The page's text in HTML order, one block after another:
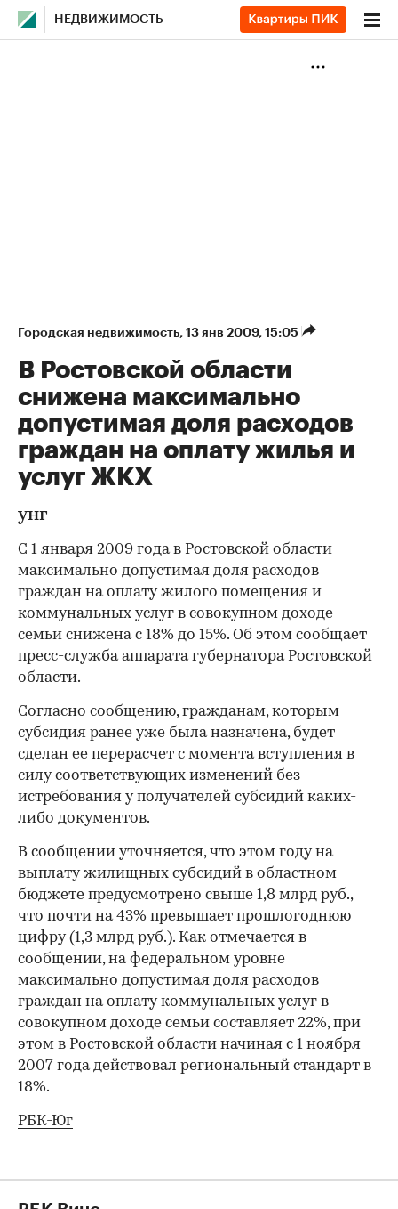
НЕДВИЖИМОСТЬ
Городская недвижимость⁠, 13 янв 2009, 15:05
В Ростовской области
снижена максимально
допустимая доля расходов
граждан на оплату жилья и
услуг ЖКХ
унг
С 1 января 2009 года в Ростовской области
максимально допустимая доля расходов
граждан на оплату жилого помещения и
коммунальных услуг в совокупном доходе
семьи снижена с 18% до 15%. Об этом сообщает
пресс-служба аппарата губернатора Ростовской
области.
Согласно сообщению, гражданам, которым
субсидия ранее уже была назначена, будет
сделан ее перерасчет с момента вступления в
силу соответствующих изменений без
истребования у получателей субсидий каких-
либо документов.
В сообщении уточняется, что этом году на
выплату жилищных субсидий в областном
бюджете предусмотрено свыше 1,8 млрд руб.,
что почти на 43% превышает прошлогоднюю
цифру (1,3 млрд руб.). Как отмечается в
сообщении, на федеральном уровне
максимально допустимая доля расходов
граждан на оплату коммунальных услуг в
совокупном доходе семьи составляет 22%, при
этом в Ростовской области начиная с 1 ноября
2007 года действовал региональный стандарт в
18%.
РБК-Юг